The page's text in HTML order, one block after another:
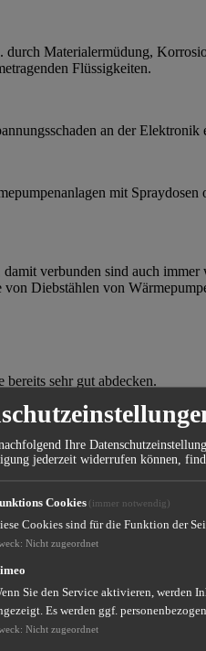
Materialermüdung,
Flüssigkeiten.
an der
mit
verbunden sind auch
Diebstählen von
sehr gut abdecken.
entweder als Baustein oder
mit Speicher
die bspw. auch für
Ihre
jederzeit widerrufen können,
Cookies (immer notwendig)
Cookies sind für die Funktion der
: Nicht zugeordnet
Sie den Service aktivieren, werden
Es werden ggf.
: Nicht zugeordnet